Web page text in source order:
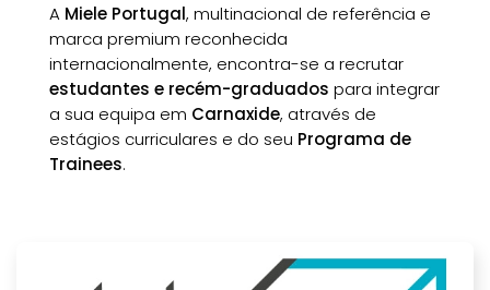
A Miele Portugal, multinacional de referência e
marca premium reconhecida
internacionalmente, encontra-se a recrutar
estudantes e recém-graduados para integrar
a sua equipa em Carnaxide, através de
estágios curriculares e do seu Programa de
Trainees.